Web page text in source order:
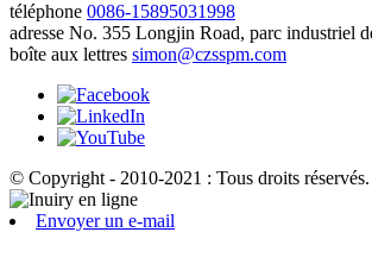
téléphone 0086-15895031998
adresse No. 355 Longjin Road, parc industriel
boîte aux lettres simon@czsspm.com
© Copyright - 2010-2021 : Tous droits réservés.
Envoyer un e-mail